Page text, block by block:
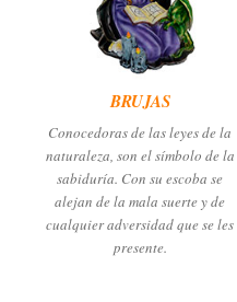
BRUJAS
Conocedoras de las leyes de la
naturaleza, son el símbolo de la
sabiduría. Con su escoba se
alejan de la mala suerte y de
cualquier adversidad que se les
presente.